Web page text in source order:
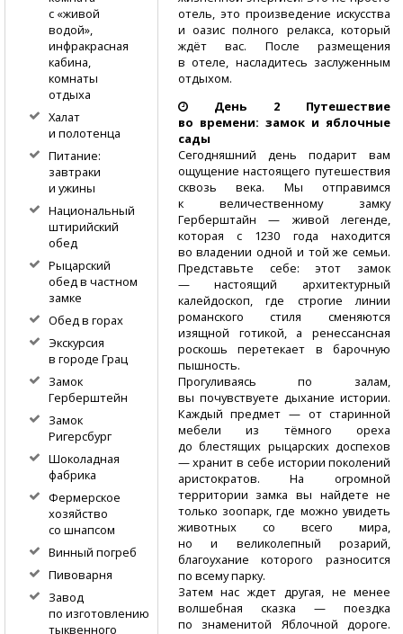
отель, это произведение искусства
и оазис полного релакса, который
ждёт вас. После размещения
в отеле, насладитесь заслуженным
отдыхом.
День 2 Путешествие
во времени: замок и яблочные
сады
Сегодняшний день подарит вам
ощущение настоящего путешествия
сквозь века. Мы отправимся
к величественному замку
Герберштайн — живой легенде,
которая с 1230 года находится
во владении одной и той же семьи.
Представьте себе: этот замок
— настоящий архитектурный
калейдоскоп, где строгие линии
романского стиля сменяются
изящной готикой, а ренессансная
роскошь перетекает в барочную
пышность.
Прогуливаясь по залам,
вы почувствуете дыхание истории.
Каждый предмет — от старинной
мебели из тёмного ореха
до блестящих рыцарских доспехов
— хранит в себе истории поколений
аристократов. На огромной
территории замка вы найдете не
только зоопарк, где можно увидеть
животных со всего мира,
но и великолепный розарий,
благоухание которого разносится
по всему парку.
Затем нас ждет другая, не менее
волшебная сказка — поездка
по знаменитой Яблочной дороге.
с «живой
водой»,
инфракрасная
кабина,
комнаты
отдыха
Халат
и полотенца
Питание:
завтраки
и ужины
Национальный
штирийский
обед
Рыцарский
обед в частном
замке
Обед в горах
Экскурсия
в городе Грац
Замок
Герберштейн
Замок
Ригерсбург
Шоколадная
фабрика
Фермерское
хозяйство
со шнапсом
Винный погреб
Пивоварня
Завод
по изготовлению
тыквенного